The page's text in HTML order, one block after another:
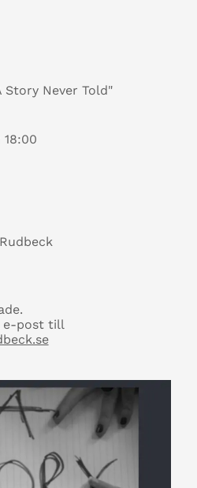
e-post till
Never Told"
18:00